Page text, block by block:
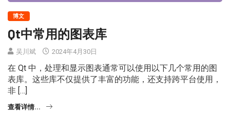
博文
Qt中常用的图表库
吴川斌 2024年4月30日
在 Qt 中，处理和显示图表通常可以使用以下几个常用的图
表库。这些库不仅提供了丰富的功能，还支持跨平台使用，
非 […]
查看详情...